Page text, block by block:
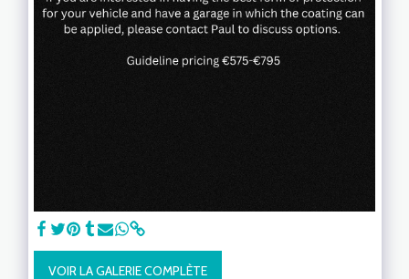
VOIR LA GALERIE COMPLÈTE